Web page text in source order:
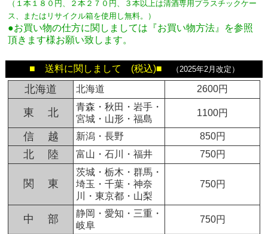
（１本１８０円、２本２７０円、３本以上は清酒専用プラスチックケー
ス、またはリサイクル箱を使用し無料。
）
●お買い物の仕方に関しましては『お買い物方法』を参照
頂きます様お願い致します。
■ 送料に関しまして (税込)■ （2025年2月改定）
北海道 北海道 2600円
東 北
青森・秋田・岩手・
宮城・山形・福島
1100円
信 越 新潟・長野 850円
北 陸 富山・石川・福井 750円
関 東
茨城・栃木・群馬・
埼玉・千葉・神奈
川・東京都・山梨
750円
中 部
静岡・愛知・三重・
岐阜
750円